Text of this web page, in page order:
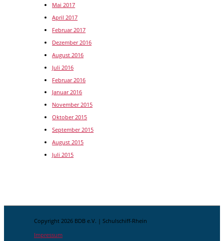
Mai 2017
April 2017
Februar 2017
Dezember 2016
August 2016
Juli 2016
Februar 2016
Januar 2016
November 2015
Oktober 2015
September 2015
August 2015
Juli 2015
Copyright 2026 BDB e.V. | Schulschiff-Rhein
Impressum